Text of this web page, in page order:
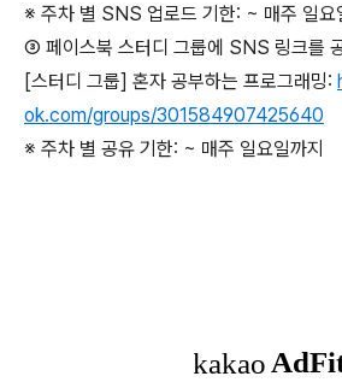
※ 주차 별 SNS 업로드 기한: ~ 매주 일요
③ 페이스북 스터디 그룹에 SNS 링크를
[스터디 그룹] 혼자 공부하는 프로그래밍:
ok.com/groups/301584907425640
※ 주차 별 공유 기한: ~ 매주 일요일까지